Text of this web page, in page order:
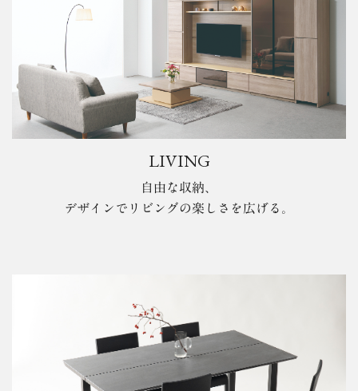
LIVING
自由な収納、
デザインでリビングの楽しさを広げる。